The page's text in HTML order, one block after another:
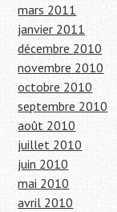
mars 2011
janvier 2011
décembre 2010
novembre 2010
octobre 2010
septembre 2010
août 2010
juillet 2010
juin 2010
mai 2010
avril 2010